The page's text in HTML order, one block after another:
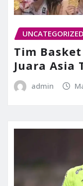
UNCATEGORIZED
Tim
Juara Asia
admin